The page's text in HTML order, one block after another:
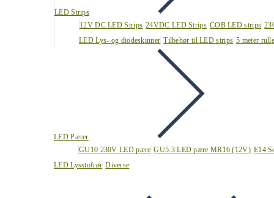
LED Strips
12V DC LED Strips 24VDC LED Strips COB LED strips
LED Lys- og diodeskinner Tilbehør til LED strips 5 meter
LED Pærer
GU10 230V LED pære GU5.3 LED pære MR16 (12V) E14
LED Lysstofrør Diverse